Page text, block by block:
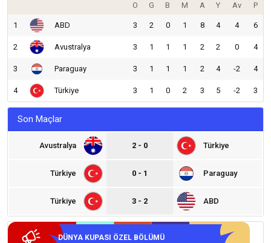
O G B M A Y Av P
1 ABD 3 2 0 1 8 4 4 6
2 Avustralya 3 1 1 1 2 2 0 4
3 Paraguay 3 1 1 1 2 4 -2 4
4 Türkiye 3 1 0 2 3 5 -2 3
Son Maçlar
Avustralya 2 - 0 Türkiye
Türkiye 0 - 1 Paraguay
Türkiye 3 - 2 ABD
DÜNYA KUPASI ÖZEL BÖLÜMÜ